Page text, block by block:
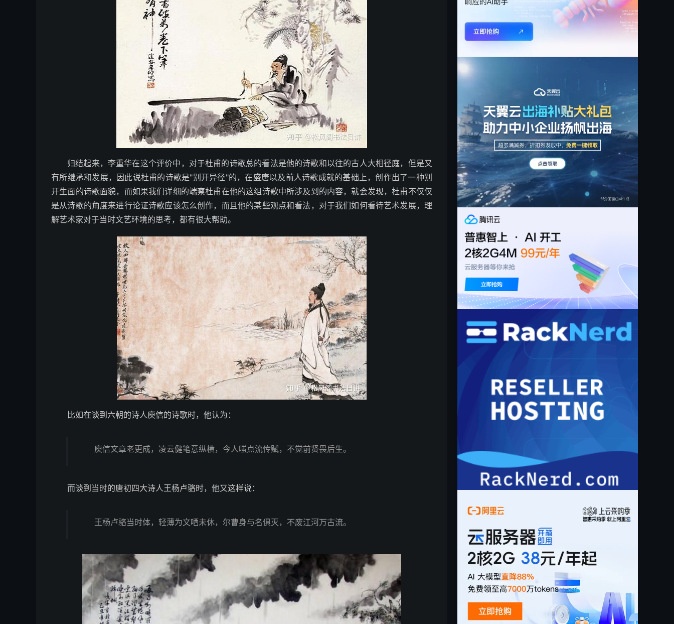
归结起来，李重华在这个评价中，对于杜甫的诗歌总的看法是他的诗歌和以往的古人大相径庭，但是又
有所继承和发展，因此说杜甫的诗歌是"别开异径"的，在盛唐以及前人诗歌成就的基础上，创作出了一种别
开生面的诗歌面貌，而如果我们详细的端察杜甫在他的这组诗歌中所涉及到的内容，就会发现，杜甫不仅仅
是从诗歌的角度来进行论证诗歌应该怎么创作，而且他的某些观点和看法，对于我们如何看待艺术发展，理
解艺术家对于当时文艺环境的思考，都有很大帮助。
比如在谈到六朝的诗人庾信的诗歌时，他认为：
庾信文章老更成，凌云健笔意纵横，今人嗤点流传赋，不觉前贤畏后生。
而谈到当时的唐初四大诗人王杨卢骆时，他又这样说：
王杨卢骆当时体，轻薄为文哂未休，尔曹身与名俱灭，不废江河万古流。